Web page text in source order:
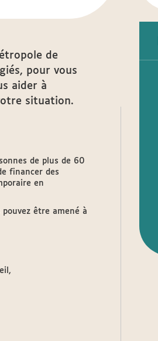
de
pour vous
aider à
situation.
de plus de 60
financer des
en
être amené à